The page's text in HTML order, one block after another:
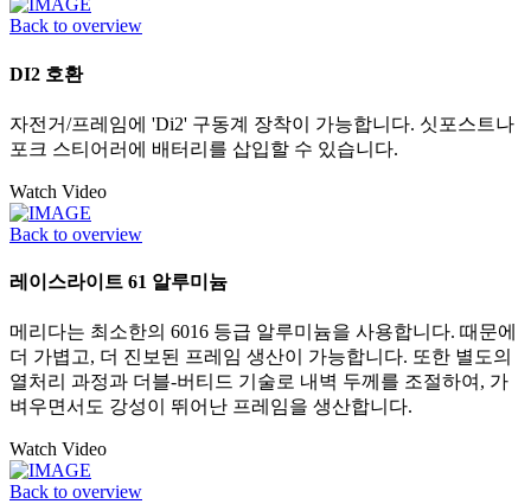
Back to overview
DI2 호환
자전거/프레임에 'Di2' 구동계 장착이 가능합니다. 싯포스트나
포크 스티어러에 배터리를 삽입할 수 있습니다.
Watch Video
Back to overview
레이스라이트 61 알루미늄
메리다는 최소한의 6016 등급 알루미늄을 사용합니다. 때문에
더 가볍고, 더 진보된 프레임 생산이 가능합니다. 또한 별도의
열처리 과정과 더블-버티드 기술로 내벽 두께를 조절하여, 가
벼우면서도 강성이 뛰어난 프레임을 생산합니다.
Watch Video
Back to overview